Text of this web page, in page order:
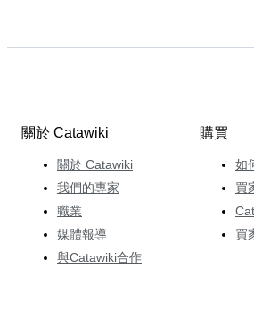
關於 Catawiki
關於 Catawiki
我們的專家
職業
媒體報導
與Catawiki合作
購買
如
買
買